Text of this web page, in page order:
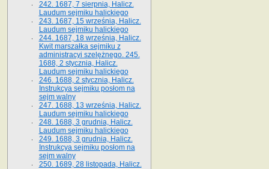
242. 1687, 7 sierpnia, Halicz.
Laudum sejmiku halickiego
243. 1687, 15 września, Halicz.
Laudum sejmiku halickiego
244. 1687, 18 września, Halicz.
Kwit marszałka sejmiku z
administracyi szelężnego. 245.
1688, 2 stycznia, Halicz.
Laudum sejmiku halickiego
246. 1688, 2 stycznia, Halicz.
Instrukcya sejmiku posłom na
sejm walny
247. 1688, 13 września, Halicz.
Laudum sejmiku halickiego
248. 1688, 3 grudnia, Halicz.
Laudum sejmiku halickiego
249. 1688, 3 grudnia, Halicz.
Instrukcya sejmiku posłom na
sejm walny
250. 1689, 28 listopada, Halicz.